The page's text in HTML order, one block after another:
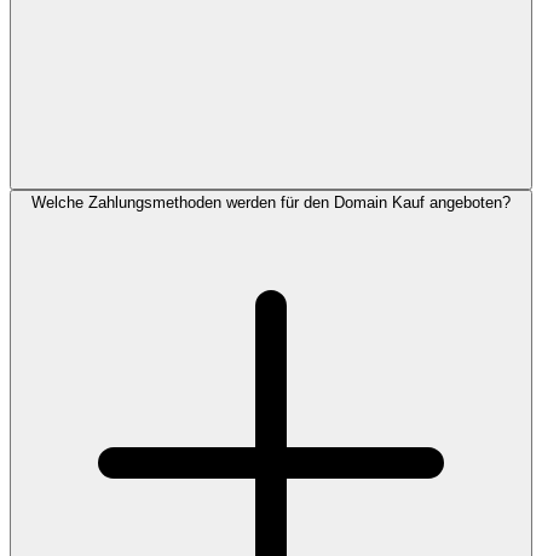
Welche Zahlungsmethoden werden für den Domain Kauf angeboten?